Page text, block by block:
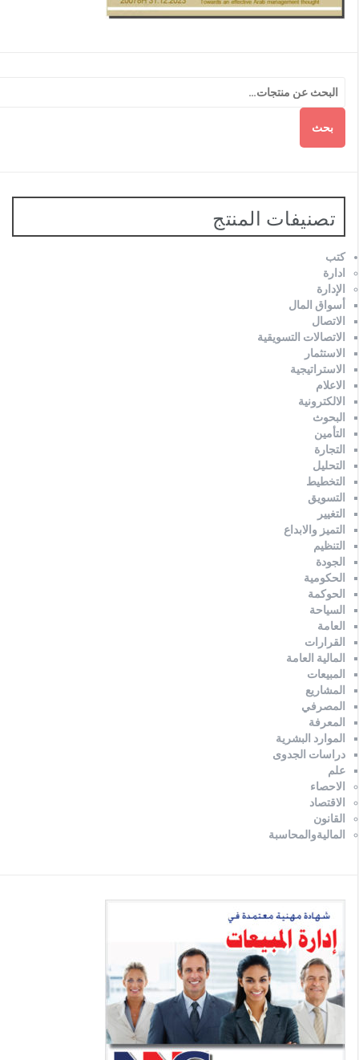
بحث
تصنيفات المنتج
كتب
ادارة
الإدارة
أسواق المال
الاتصال
الاتصالات التسويقية
الاستثمار
الاستراتيجية
الاعلام
الالكترونية
البحوث
التأمين
التجارة
التحليل
التخطيط
التسويق
التغيير
التميز والابداع
التنظيم
الجودة
الحكومية
الحوكمة
السياحة
العامة
القرارات
المالية العامة
المبيعات
المشاريع
المصرفي
المعرفة
الموارد البشرية
دراسات الجدوى
علم
الاحصاء
الاقتصاد
القانون
الماليةوالمحاسبة